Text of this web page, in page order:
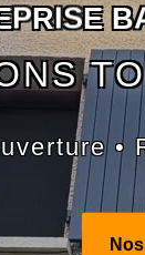
PRISE B
•